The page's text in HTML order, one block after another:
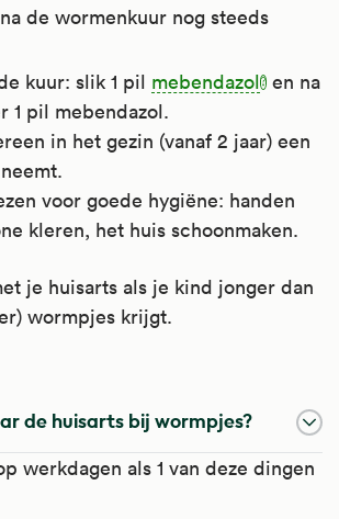
bij verschillende
zoals aarsmaden, spoelworm,
mijnworm en (varkens)lintworm.
bij sommige andere
die vooral in de tropen
meer informatie op
.
de wormenkuur nog steeds
kuur: slik 1 pil mebendazol en na
1 pil mebendazol.
in het gezin (vanaf 2 jaar) een
voor goede hygiëne: handen
kleren, het huis schoonmaken.
je huisarts als je kind jonger dan
wormpjes krijgt.
doodt wormen, wormeieren en
het de opname van
verhindert.
de huisarts bij wormpjes?
werkdagen als 1 van deze dingen